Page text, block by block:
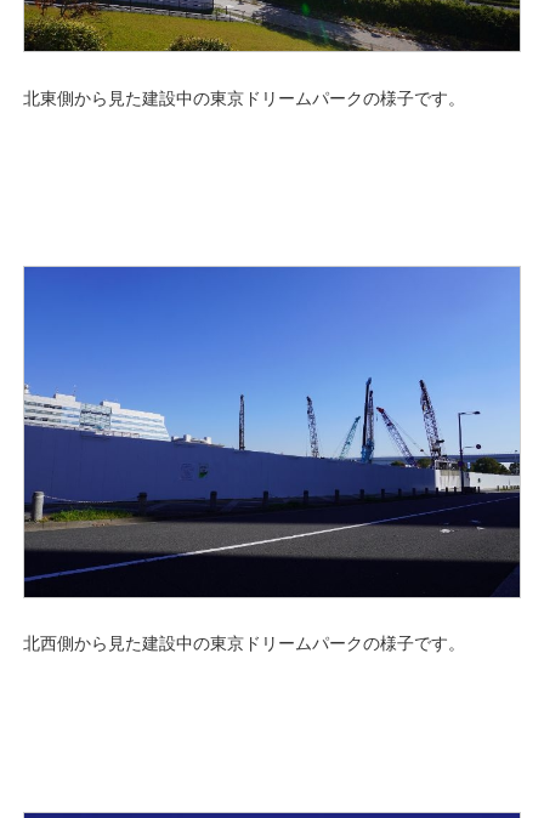
北東側から見た建設中の東京ドリームパークの様子です。
北西側から見た建設中の東京ドリームパークの様子です。